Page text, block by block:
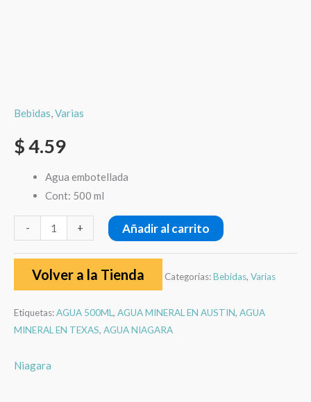
Bebidas,Varias
$4.59
Agua embotellada
Cont: 500 ml
- + Añadir al carrito
Volver a la Tienda Categorías:Bebidas, Varias
Etiquetas:AGUA 500ML , AGUA MINERAL EN AUSTIN, AGUA
MINERAL EN TEXAS, AGUA NIAGARA
Niagara